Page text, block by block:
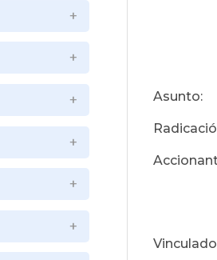
Asunto: